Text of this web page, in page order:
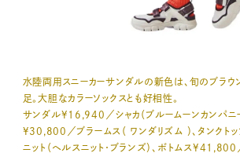
水陸両用スニーカーサンダルの新色は、旬のブラウ
足。大胆なカラーソックスとも好相性。
サンダル¥16,940／シャカ（ブルームーンカンパニー
¥30,800／ブラームス（ ワンダリズム ）、タンク
ニット（ヘルスニット・ブランズ）、ボトムス¥41,800